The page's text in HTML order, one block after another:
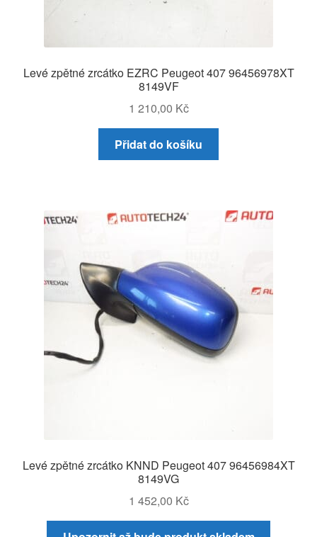
Levé zpětné zrcátko EZRC Peugeot 407 96456978XT
8149VF
1 210,00 Kč
Přidat do košíku
Levé zpětné zrcátko KNND Peugeot 407 96456984XT
8149VG
1 452,00 Kč